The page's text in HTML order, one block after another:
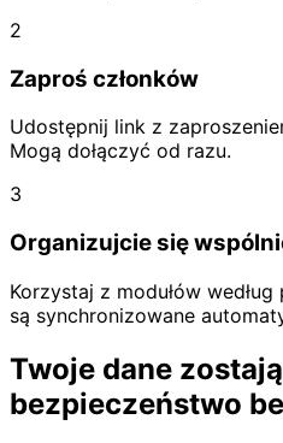
Kronika
Dziel się zdjęciami, chwilami
Wspólna oś czasu Waszych
2
Zaproś członków
Udostępnij link z
Mogą dołączyć od razu.
3
Organizujcie się
Korzystaj z modułów
są synchronizowane
Twoje dane
bezpieczeństwo